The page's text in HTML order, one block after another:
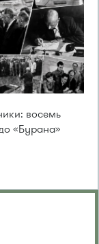
восемь
«Бурана»